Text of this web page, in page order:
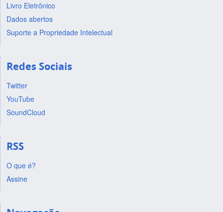
Livro Eletrônico
Dados abertos
Suporte a Propriedade Intelectual
Redes Sociais
Twitter
YouTube
SoundCloud
RSS
O que é?
Assine